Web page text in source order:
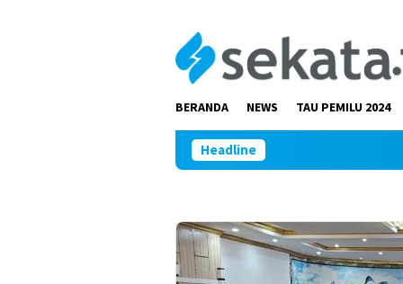
BERANDA NEWS TAU PEMILU 2024
Headline